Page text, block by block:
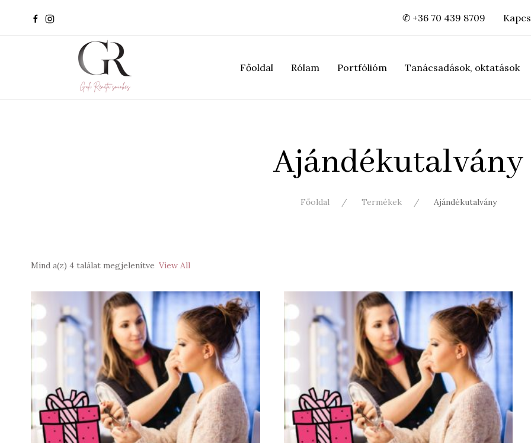
✆ +36 70 439 8709
Főoldal Rólam Portfólióm Tanácsadások, oktatások
Ajándékutalvány
Főoldal Termékek Ajándékutalvány
Mind a(z) 4 találat megjelenítve View All